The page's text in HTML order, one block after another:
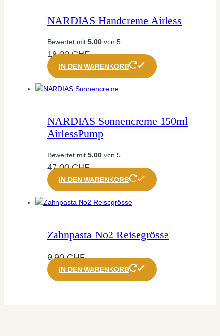
NARDIAS Handcreme Airless
Bewertet mit 5.00 von 5
19,00CHF
IN DEN WARENKORB
NARDIAS Sonnencreme 150ml
AirlessPump
Bewertet mit 5.00 von 5
47,00CHF
IN DEN WARENKORB
Zahnpasta No2 Reisegrösse
9,90CHF
IN DEN WARENKORB